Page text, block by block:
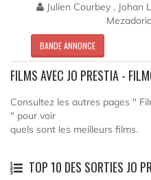
Julien Courbey , Johan
BANDE ANNONCE
FILMS AVEC JO PRESTIA -
Consultez les autres pages "
" pour voir
quels sont les meilleurs films.
TOP 10 DES SORTIES JO